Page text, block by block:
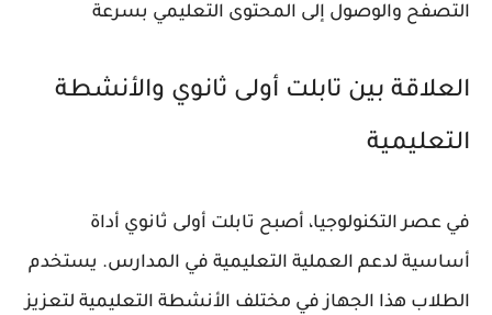
التصفح والوصول إلى المحتوى التعليمي بسرعة
العلاقة بين تابلت أولى ثانوي والأنشطة
التعليمية
في عصر التكنولوجيا، أصبح تابلت أولى ثانوي أداة
أساسية لدعم العملية التعليمية في المدارس. يستخدم
الطلاب هذا الجهاز في مختلف الأنشطة التعليمية لتعزيز